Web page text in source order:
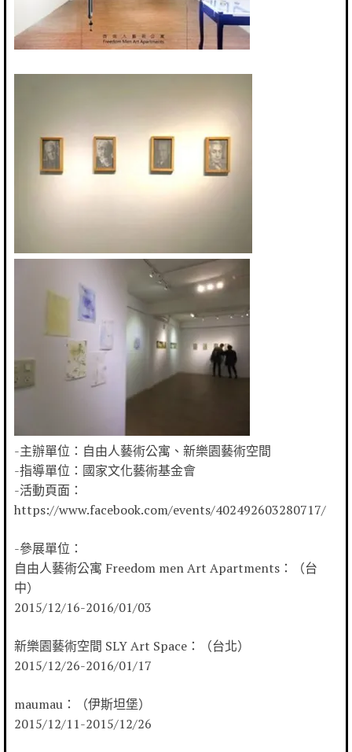
-主辦單位：自由人藝術公寓、新樂園藝術空間
-指導單位：國家文化藝術基金會
-活動頁面：
https://www.facebook.com/events/402492603280717/
-參展單位：
自由人藝術公寓 Freedom men Art Apartments：（台
中）
2015/12/16-2016/01/03
新樂園藝術空間 SLY Art Space：（台北）
2015/12/26-2016/01/17
maumau：（伊斯坦堡）
2015/12/11-2015/12/26